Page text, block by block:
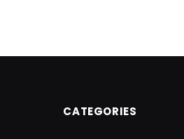
CATEGORIES